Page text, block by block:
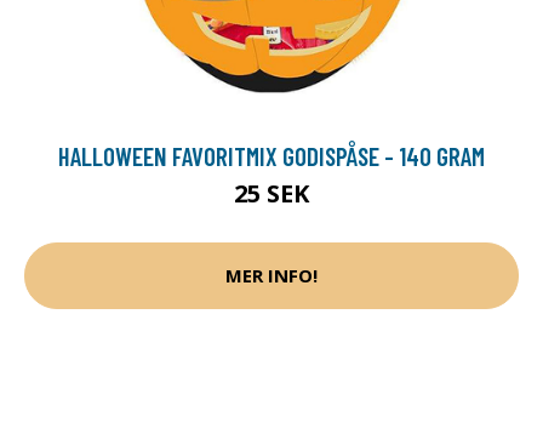
HALLOWEEN FAVORITMIX GODISPÅSE - 140 GRAM
25 SEK
MER INFO!